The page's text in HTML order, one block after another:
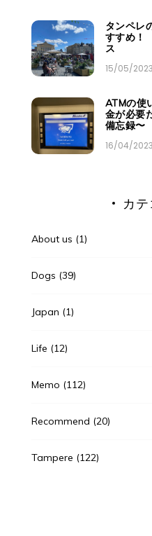
タンペレ
すすめ！
ス
15/05/2023
ATMの使
金が必要
備忘録〜
16/04/2023
カ
About us (1)
Dogs (39)
Japan (1)
Life (12)
Memo (112)
Recommend (20)
Tampere (122)